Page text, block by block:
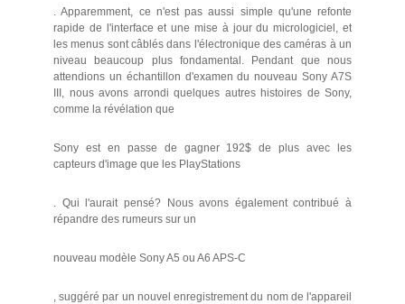
. Apparemment, ce n'est pas aussi simple qu'une refonte
rapide de l'interface et une mise à jour du micrologiciel, et
les menus sont câblés dans l'électronique des caméras à un
niveau beaucoup plus fondamental. Pendant que nous
attendions un échantillon d'examen du nouveau Sony A7S
III, nous avons arrondi quelques autres histoires de Sony,
comme la révélation que
Sony est en passe de gagner 192$ de plus avec les
capteurs d'image que les PlayStations
. Qui l'aurait pensé? Nous avons également contribué à
répandre des rumeurs sur un
nouveau modèle Sony A5 ou A6 APS-C
, suggéré par un nouvel enregistrement du nom de l'appareil